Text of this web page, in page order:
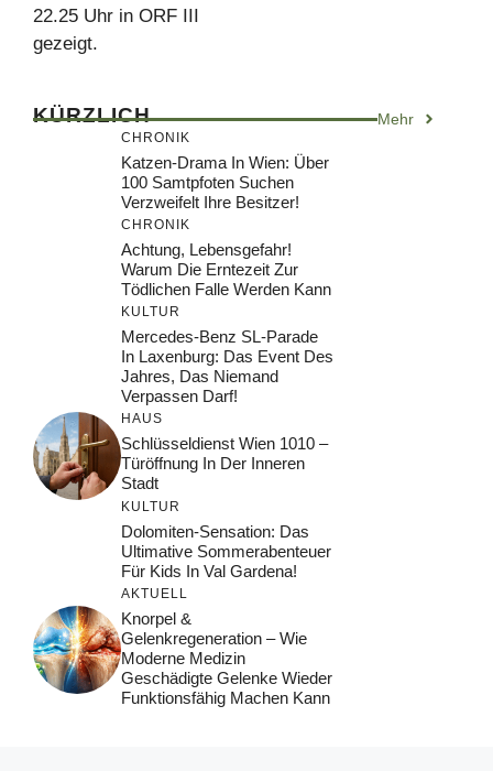
22.25 Uhr in ORF III
gezeigt.
KÜRZLICH Mehr
CHRONIK
Katzen-Drama In Wien: Über
100 Samtpfoten Suchen
Verzweifelt Ihre Besitzer!
CHRONIK
Achtung, Lebensgefahr!
Warum Die Erntezeit Zur
Tödlichen Falle Werden Kann
KULTUR
Mercedes-Benz SL-Parade
In Laxenburg: Das Event Des
Jahres, Das Niemand
Verpassen Darf!
HAUS
Schlüsseldienst Wien 1010 –
Türöffnung In Der Inneren
Stadt
KULTUR
Dolomiten-Sensation: Das
Ultimative Sommerabenteuer
Für Kids In Val Gardena!
AKTUELL
Knorpel &
Gelenkregeneration – Wie
Moderne Medizin
Geschädigte Gelenke Wieder
Funktionsfähig Machen Kann